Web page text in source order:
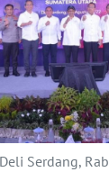
Serdang,